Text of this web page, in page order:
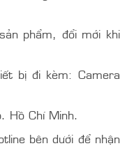
nhiều đơn vị chuyên
là sự lựa chọn hàng
tôi cam kết thiết bị
trình sử dụng mượt